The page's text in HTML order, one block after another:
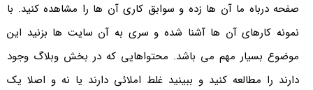
صفحه درباه ما آن ها زده و سوابق کاری آن ها را مشاهده کنید. با
نمونه کارهای آن ها آشنا شده و سری به آن سایت ها بزنید این
موضوع بسیار مهم می باشد. محتواهایی که در بخش وبلاگ وجود
دارند را مطالعه کنید و ببینید غلط املائی دارند یا نه و اصلا یک